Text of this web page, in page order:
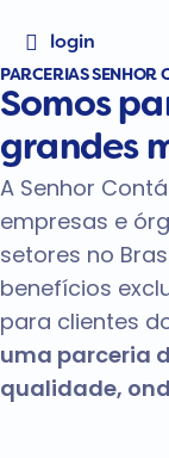
login
PARCERIAS SENHOR
Somos
grandes
A Senhor
empresas e
setores no
benefícios
para clientes
uma parceria
qualidade,